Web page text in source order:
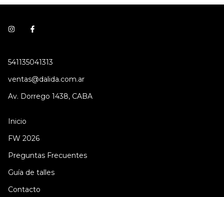
541135041313
ventas@dalida.com.ar
Av. Dorrego 1438, CABA
Inicio
FW 2026
Preguntas Frecuentes
Guía de talles
Contacto